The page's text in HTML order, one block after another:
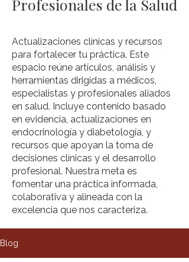
Profesionales de la Salud
Actualizaciones clínicas y recursos
para fortalecer tu práctica. Este
espacio reúne artículos, análisis y
herramientas dirigidas a médicos,
especialistas y profesionales aliados
en salud. Incluye contenido basado
en evidencia, actualizaciones en
endocrinología y diabetología, y
recursos que apoyan la toma de
decisiones clínicas y el desarrollo
profesional. Nuestra meta es
fomentar una práctica informada,
colaborativa y alineada con la
excelencia que nos caracteriza.
Blog